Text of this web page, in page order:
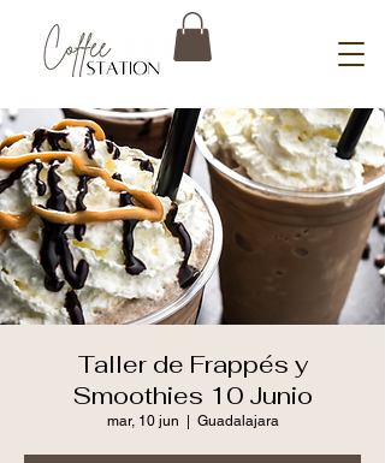
Taller de Frappés y
Smoothies 10 Junio
mar, 10 jun Guadalajara